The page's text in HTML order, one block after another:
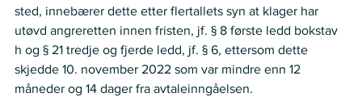
sted, innebærer dette etter flertallets syn at klager har
utøvd angreretten innen fristen, jf. § 8 første ledd bokstav
h og § 21 tredje og fjerde ledd, jf. § 6, ettersom dette
skjedde 10. november 2022 som var mindre enn 12
måneder og 14 dager fra avtaleinngåelsen.